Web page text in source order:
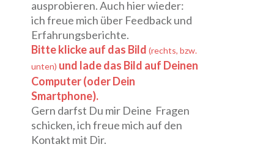
ausprobieren. Auch hier wieder:
ich freue mich über Feedback und
Erfahrungsberichte.
Bitte klicke auf das Bild (rechts, bzw.
unten) und lade das Bild auf Deinen
Computer (oder Dein
Smartphone).
Gern darfst Du mir Deine Fragen
schicken, ich freue mich auf den
Kontakt mit Dir.